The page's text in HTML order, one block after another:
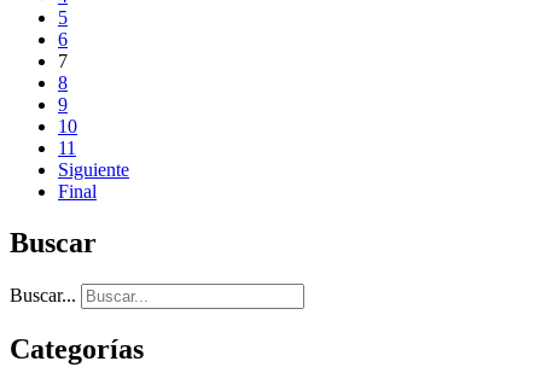
5
6
7
8
9
10
11
Siguiente
Final
Buscar
Buscar...
Categorías